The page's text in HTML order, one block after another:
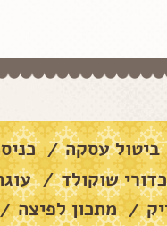
ביטול עסקה /
כדורי שוקולד /
/ מתכון לפיצה /